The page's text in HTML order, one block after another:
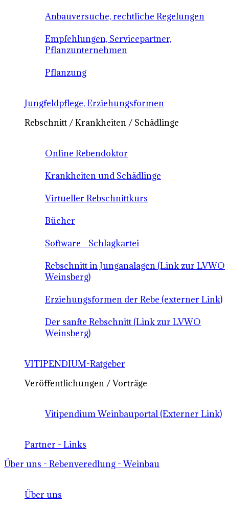
Anbauversuche, rechtliche Regelungen
Empfehlungen, Servicepartner,
Pflanzunternehmen
Pflanzung
Jungfeldpflege, Erziehungsformen
Rebschnitt / Krankheiten / Schädlinge
Online Rebendoktor
Krankheiten und Schädlinge
Virtueller Rebschnittkurs
Bücher
Software - Schlagkartei
Rebschnitt in Junganalagen (Link zur LVWO
Weinsberg)
Erziehungsformen der Rebe (externer Link)
Der sanfte Rebschnitt (Link zur LVWO
Weinsberg)
VITIPENDIUM-Ratgeber
Veröffentlichungen / Vorträge
Vitipendium Weinbauportal (Externer Link)
Partner - Links
Über uns - Rebenveredlung - Weinbau
Über uns